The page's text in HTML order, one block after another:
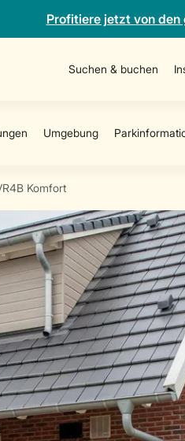
Profitiere jetzt von den
Suchen & buchen
Komfort